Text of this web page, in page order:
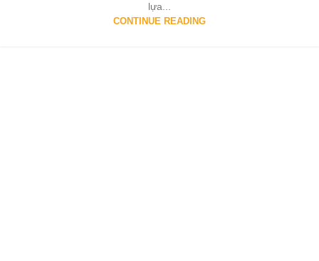
lựa...
CONTINUE READING